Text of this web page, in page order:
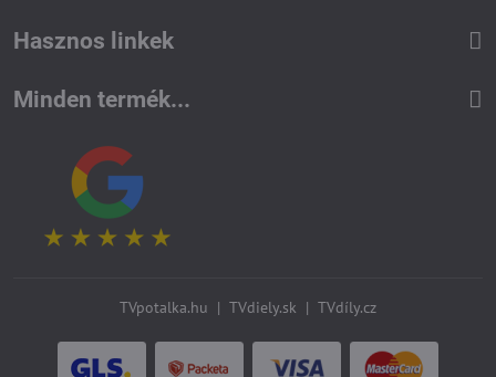
Hasznos linkek
Minden termék...
TVpotalka.hu | TVdiely.sk | TVdíly.cz